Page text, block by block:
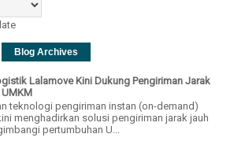
Blog Archives
Lalamove Kini Dukung Pengiriman Jarak
teknologi pengiriman instan (on-demand)
menghadirkan solusi pengiriman jarak jauh
pertumbuhan U...